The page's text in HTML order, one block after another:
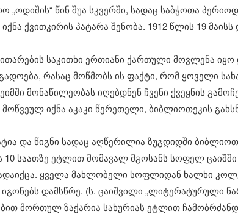
„ოდიშის“ წინ შუა სკვერში, სადაც საბჭოთა
ქვითკირის პატარა შენობა. 1912 წლის 19 მაისს
საკითხი ერთიანი ქართული მოვლენა იყო
რასაც მოწმობს ის ფაქტი, რომ ყოველი
მონაწილეობას იღებდნენ ჩვენი ქვეყნის
იქნა აკაკი წერეთელი, ბიბლიოთეკის
და წიგნი სადაც აღწერილია ზუგდიდში
10 საათზე ეტლით მომავალ მგოსანს სოფელ ცაიშში
ყველა მახლობელი სოფლიდან ხალხი
დამსწრე. (ს. ცაიშვილი „ლიტერატურული
მორთულ ზაქარია სახურიას ეტლით